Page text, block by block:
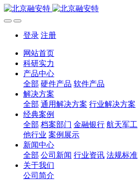
登录 注册
网站首页
科研实力
产品中心
全部 硬件产品 软件产品
解决方案
全部 通用解决方案 行业解决方案
经典案例
全部 档案部门 金融银行 航天军工
他行业 案例展示
新闻中心
全部 公司新闻 行业资讯 法规标准
关于我们
公司简介